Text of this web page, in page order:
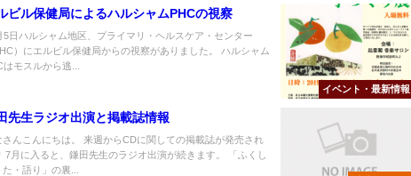
ビル保健局によるハルシャムPHCの視察
5日ハルシャム地区、プライマリ・ヘルスケア・センター
）にエルビル保健局からの視察がありました。 ハルシャム
はモスルから逃...
イベント・最新情報
先生ラジオ出演と掲載誌情報
さんこんにちは。 来週からCDに関しての掲載誌が発売され
7月に入ると、鎌田先生のラジオ出演が続きます。 「ふくし
た・語り」の裏...